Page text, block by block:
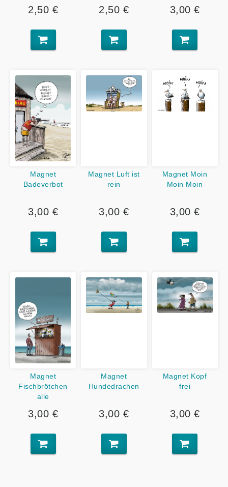
2,50 € 2,50 € 3,00 €
Magnet
Badeverbot
3,00 €
Magnet Luft ist
rein
3,00 €
Magnet Moin
Moin Moin
3,00 €
Magnet
Fischbrötchen
alle
3,00 €
Magnet
Hundedrachen
3,00 €
Magnet Kopf
frei
3,00 €